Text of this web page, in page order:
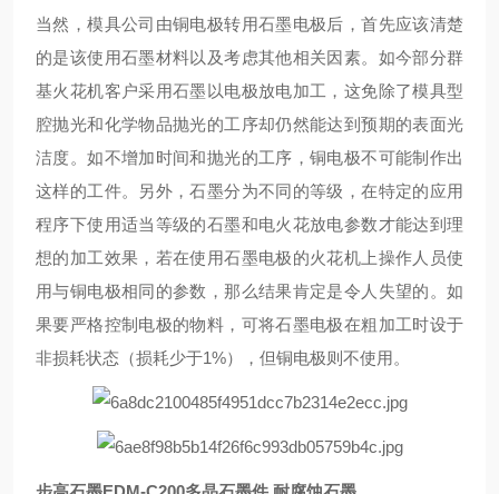
当然，模具公司由铜电极转用石墨电极后，首先应该清楚
的是该使用石墨材料以及考虑其他相关因素。如今部分群
基火花机客户采用石墨以电极放电加工，这免除了模具型
腔抛光和化学物品抛光的工序却仍然能达到预期的表面光
洁度。如不增加时间和抛光的工序，铜电极不可能制作出
这样的工件。另外，石墨分为不同的等级，在特定的应用
程序下使用适当等级的石墨和电火花放电参数才能达到理
想的加工效果，若在使用石墨电极的火花机上操作人员使
用与铜电极相同的参数，那么结果肯定是令人失望的。如
果要严格控制电极的物料，可将石墨电极在粗加工时设于
非损耗状态（损耗少于1%），但铜电极则不使用。